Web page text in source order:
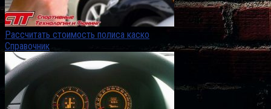
Рассчитать стоимость полиса каско
Справочник